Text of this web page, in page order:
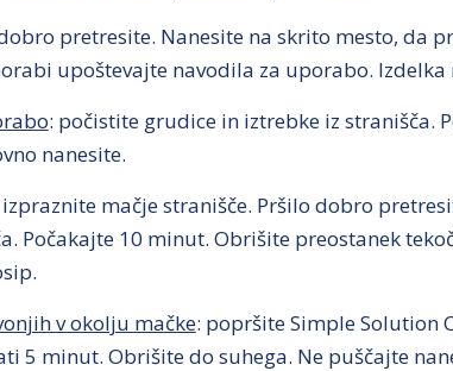
pretresite. Nanesite na skrito mesto, da
upoštevajte navodila za uporabo.
: počistite grudice in iztrebke iz stranišča.
nanesite.
mačje stranišče. Pršilo dobro
Počakajte 10 minut. Obrišite preostanek
v okolju mačke: popršite Simple Solution
5 minut. Obrišite do suhega. Ne puščajte